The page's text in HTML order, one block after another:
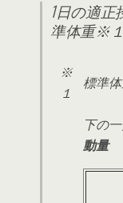
1日の適正
準体重※
※
１
標準
下の
動量